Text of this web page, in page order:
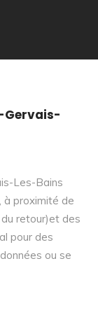
Gervais-
Les-Bains
à proximité de
retour)et des
pour des
ou se